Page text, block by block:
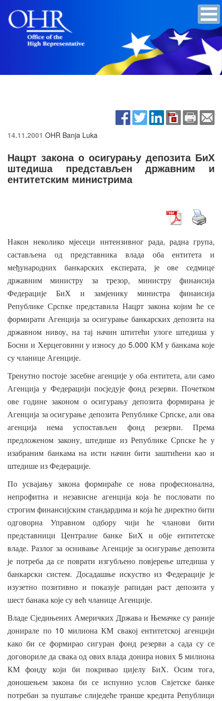
14.11.2001 OHR Banja Luka
Нацрт закона о осигурању депозита БиХ
штедиша представљен државним и
ентитетским министрима
Након неколико мјесеци интензивног рада, радна група,
састављена од представника влада оба ентитета
и
међународних
банкарских експерата, је ове
седмице
државним
министру за трезор, министру
финансија
Федерације
БиХ и замјенику министра
финансија
Републике Срспке представила Нацрт закона којим ће се
формирати Агенција за осигурање банкарских депозита на
државном нивоу, на тај начин штитећи улоге штедиша у
Босни и Херцеговини у износу до 5.000 КМ у банкама које
су чланице Агенције.
Тренутно постоје засебне агенције у оба ентитета, али само
Агенција у Федерацији посједује фонд резерви.Почетком
ове године законом о осигурању депозита формирана је
Агенција за осигурање депозита Републике Српске,али ова
агенција
нема успостављен фонд резерви.Према
предложеном закону,штедише из Републике Српске ће у
изабраним банкама на исти начин бити заштићени као и
штедише из Федерације.
По усвајању закона формираће се нова професионална,
непрофитна и независне агенција која ће пословати
по
строгим финансијским стандардима и која ће директно бити
одговорна
Управном одбору чији ће чланови
бити
представници
Централне банке БиХ и обје
ентитетске
владе. Разлог за оснивање Агенције за осигурање депозита
је потреба да се поврати изгубљено повјерење штедиша у
банкарски систем. Досадашње искуство из Федерације је
изузетно позитивно и показује рапидан раст депозита у
шест банака које су већ чланице Агенције.
Владе Сједињених Америчких Држава и Њемачке су раније
донирале по10 милиона КМ свакој ентитетској агенцији
како би се формирао сигуран фонд резерви а сада су се
договориле да свака од ових влада донира нових 5милиона
КМ
фонду који би покривао цијелу БиХ. Осим тога,
доношењем закона би се испунио услов Свјетске банке
потребан за пуштање слиједеће транше кредита Републици